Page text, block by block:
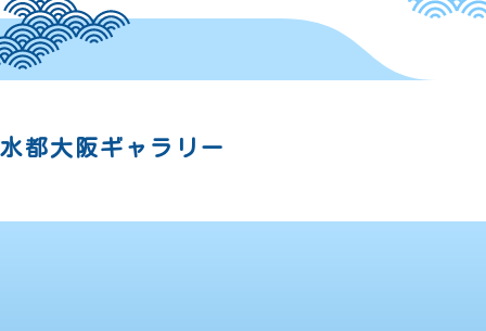
水都大阪ギャラリー